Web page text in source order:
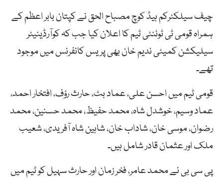
چیف سیلکٹرکم ہیڈ کوچ مصباح الحق نے کپتان بابر اعظم کے
ہمراہ قومی ٹی ٹوئنٹی ٹیم کا اعلان کیا جب کہ کوآرڈینیٹر
سیلیکشن کمیٹی ندیم خان بھی پریس کانفرنس میں موجود
تھے۔
قومی ٹیم میں احسن علی، عماد بٹ، حارث رؤف، افتخار احمد،
عماد وسیم، خوشدل شاہ، محمد حفیظ، محمد حسنین، محمد
رضوان، موسی خان، شاداب خان، شاہین شاہ آفریدی، شعیب
ملک اور عثمان قادر شامل ہیں۔
پی سی بی نے محمد عامر، فخر زمان اور حارث سہیل کو ٹیم میں